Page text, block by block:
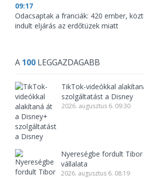
09:17
Odacsaptak a franciák: 420 ember,
indult eljárás az erdőtüzek miatt
A 100 LEGGAZDAGABB
TikTok-videókkal
szolgáltatást a Disney
2026. augusztus 6. 09:30
Nyereségbe fordult
vállalata
2026. augusztus 6. 08:19